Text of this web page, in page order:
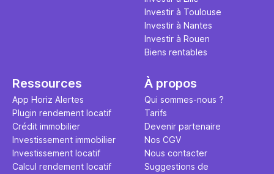
Investir à Toulouse
Investir à Nantes
Investir à Rouen
Biens rentables
Ressources
App Horiz Alertes
Plugin rendement locatif
Crédit immobilier
Investissement immobilier
Investissement locatif
Calcul rendement locatif
À propos
Qui sommes-nous ?
Tarifs
Devenir partenaire
Nos CGV
Nous contacter
Suggestions de